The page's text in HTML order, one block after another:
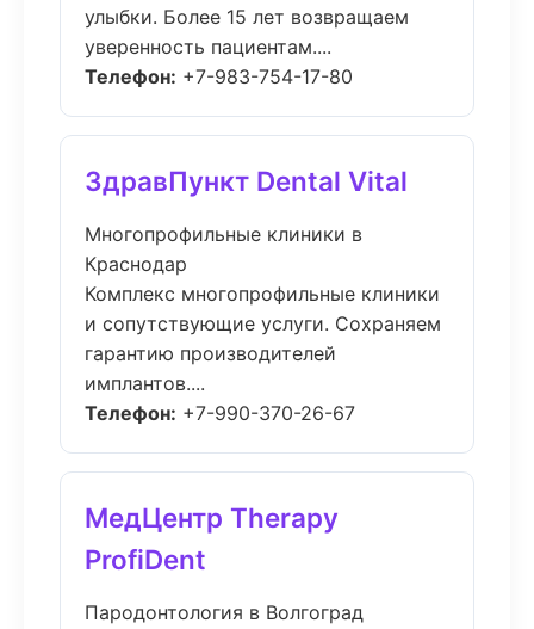
улыбки. Более 15 лет возвращаем
уверенность пациентам....
Телефон: +7-983-754-17-80
ЗдравПункт Dental Vital
Многопрофильные клиники в
Краснодар
Комплекс многопрофильные клиники
и сопутствующие услуги. Сохраняем
гарантию производителей
имплантов....
Телефон: +7-990-370-26-67
МедЦентр Therapy
ProfiDent
Пародонтология в Волгоград